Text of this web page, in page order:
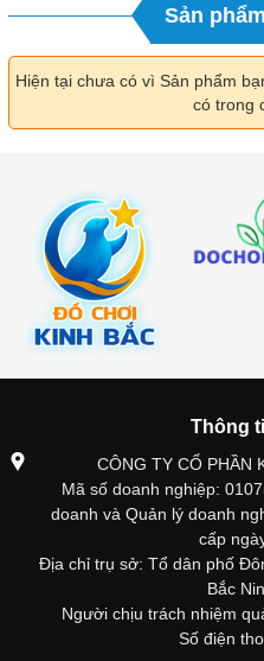
Sản
Hiện tại chưa có vì Sản phẩm
có trong
Thông
CÔNG TY CỔ PHẦN
Mã số doanh nghiệp:
doanh và Quản lý doanh
cấp
Địa chỉ trụ sở: Tổ dân phố
Bắc
Người chịu trách nhiệm
Số điện